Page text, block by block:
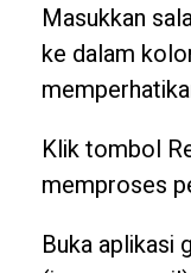
Masukkan
ke dalam
Klik tombol
memproses
Buka aplikasi